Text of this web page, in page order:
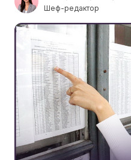
Шеф-редактор